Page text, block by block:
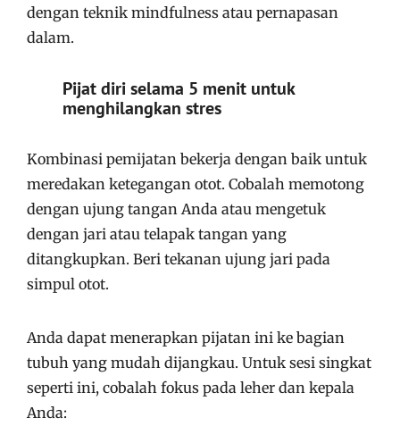
dengan teknik mindfulness atau pernapasan
dalam.
Pijat diri selama 5 menit untuk
menghilangkan stres
Kombinasi pemijatan bekerja dengan baik untuk
meredakan ketegangan otot. Cobalah memotong
dengan ujung tangan Anda atau mengetuk
dengan jari atau telapak tangan yang
ditangkupkan. Beri tekanan ujung jari pada
simpul otot.
Anda dapat menerapkan pijatan ini ke bagian
tubuh yang mudah dijangkau. Untuk sesi singkat
seperti ini, cobalah fokus pada leher dan kepala
Anda: